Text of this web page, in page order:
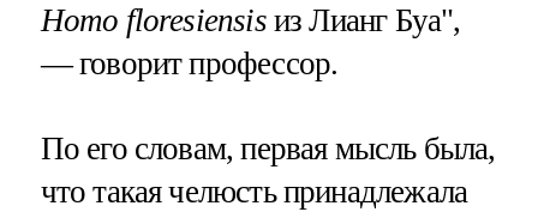
Homo floresiensisиз Лианг Буа",
— говорит профессор.
По его словам, первая мысль была,
что такая челюсть принадлежала